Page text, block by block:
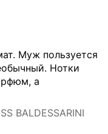
Муж пользуется
Нотки
а
BALDESSARINI